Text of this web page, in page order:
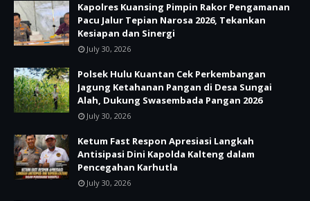
Kapolres Kuansing Pimpin Rakor Pengamanan
Pacu Jalur Tepian Narosa 2026, Tekankan
Kesiapan dan Sinergi
July 30, 2026
Polsek Hulu Kuantan Cek Perkembangan
Jagung Ketahanan Pangan di Desa Sungai
Alah, Dukung Swasembada Pangan 2026
July 30, 2026
Ketum Fast Respon Apresiasi Langkah
Antisipasi Dini Kapolda Kalteng dalam
Pencegahan Karhutla
July 30, 2026